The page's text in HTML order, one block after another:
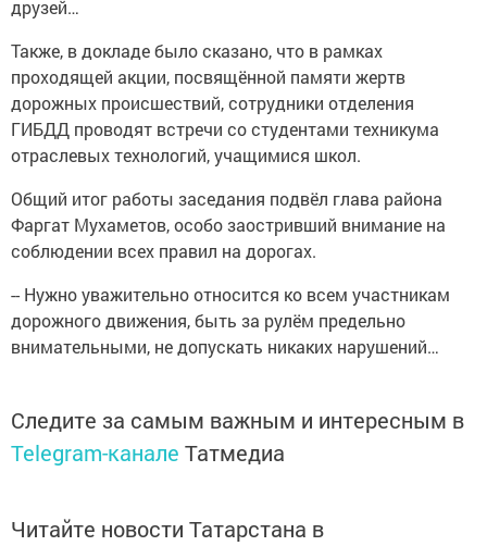
друзей…
Также, в докладе было сказано, что в рамках
проходящей акции, посвящённой памяти жертв
дорожных происшествий, сотрудники отделения
ГИБДД проводят встречи со студентами техникума
отраслевых технологий, учащимися школ.
Общий итог работы заседания подвёл глава района
Фаргат Мухаметов, особо заостривший внимание на
соблюдении всех правил на дорогах.
-- Нужно уважительно относится ко всем участникам
дорожного движения, быть за рулём предельно
внимательными, не допускать никаких нарушений…
Следите за самым важным и интересным в
Telegram-канале Татмедиа
Читайте новости Татарстана в